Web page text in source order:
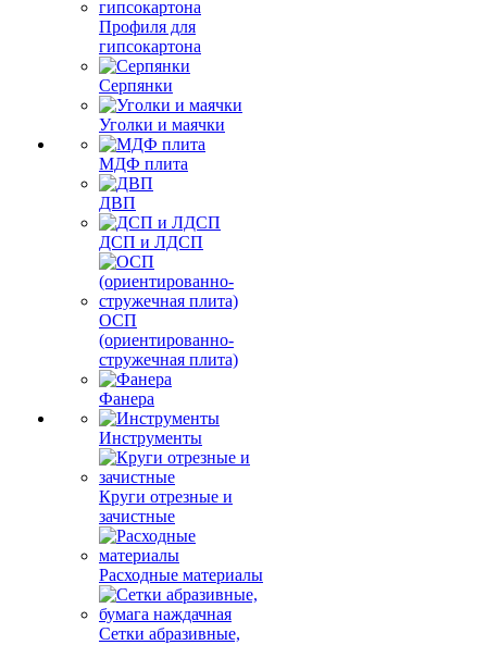
Профиля для
гипсокартона
Серпянки
Уголки и маячки
МДФ плита
ДВП
ДСП и ЛДСП
ОСП
(ориентированно-
стружечная плита)
Фанера
Инструменты
Круги отрезные и
зачистные
Расходные материалы
Сетки абразивные,